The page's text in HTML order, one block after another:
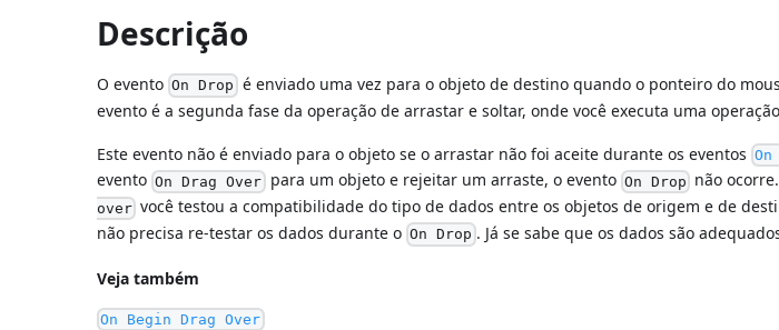
Descrição
O evento On Drop é enviado uma vez para o objeto de destino quando o ponteiro do
evento é a segunda fase da operação de arrastar e soltar, onde você executa uma
Este evento não é enviado para o objeto se o arrastar não foi aceite durante os eventos
evento On Drag Over para um objeto e rejeitar um arraste, o evento On Drop não
over você testou a compatibilidade do tipo de dados entre os objetos de origem e de
não precisa re-testar os dados durante o On Drop . Já se sabe que os dados são
Veja também
On Begin Drag Over